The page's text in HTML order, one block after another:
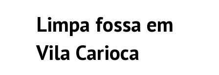
Limpa fossa em
Vila Carioca